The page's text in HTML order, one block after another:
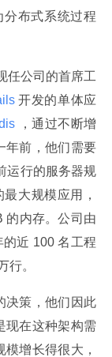
分布式系统过程
任公司的首席工
开发的单体应
，通过不断增
年前，他们需要
运行的服务器规
大规模应用，
的内存。公司由
近 100 名工程
行。
决策，他们因此
现在这种架构需
增长得很大，